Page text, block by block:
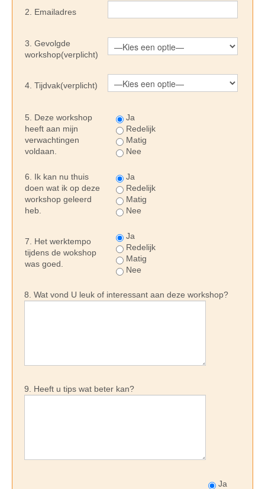
2. Emailadres
3. Gevolgde
workshop(verplicht)
4. Tijdvak(verplicht)
5. Deze workshop
heeft aan mijn
verwachtingen
voldaan.
Ja
Redelijk
Matig
Nee
6. Ik kan nu thuis
doen wat ik op deze
workshop geleerd
heb.
Ja
Redelijk
Matig
Nee
7. Het werktempo
tijdens de wokshop
was goed.
Ja
Redelijk
Matig
Nee
8. Wat vond U leuk of interessant aan deze workshop?
9. Heeft u tips wat beter kan?
Ja